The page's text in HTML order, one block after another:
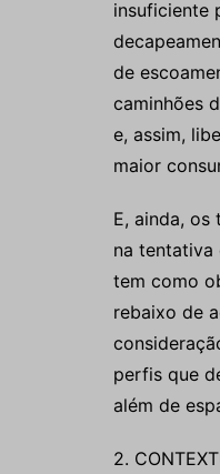
insuficiente
de
caminhões
e, assim,
maior
E, ainda,
na tentativa
tem como
rebaixo de
perfis que
além de
2.